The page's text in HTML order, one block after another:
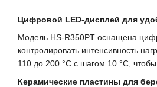
Цифровой LED-дисплей для
Модель HS-R350PT оснащена
контролировать интенсивность
110 до 200 °C с шагом 10 °C,
Керамические пластины для